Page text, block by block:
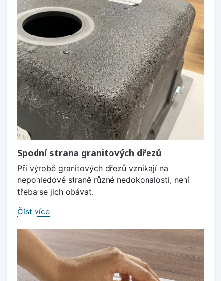
Spodní strana granitových dřezů
Při výrobě granitových dřezů vznikají na
nepohledové straně různé nedokonalosti, není
třeba se jich obávat.
Číst více